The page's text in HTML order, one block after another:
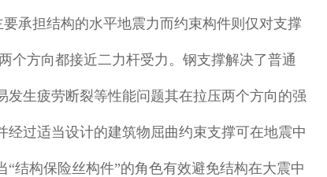
承担结构的水平地震力而约束构件则仅对支撑
个方向都接近二力杆受力。钢支撑解决了普通
生疲劳断裂等性能问题其在拉压两个方向的强
过适当设计的建筑物屈曲约束支撑可在地震中
结构保险丝构件”的角色有效避免结构在大震中